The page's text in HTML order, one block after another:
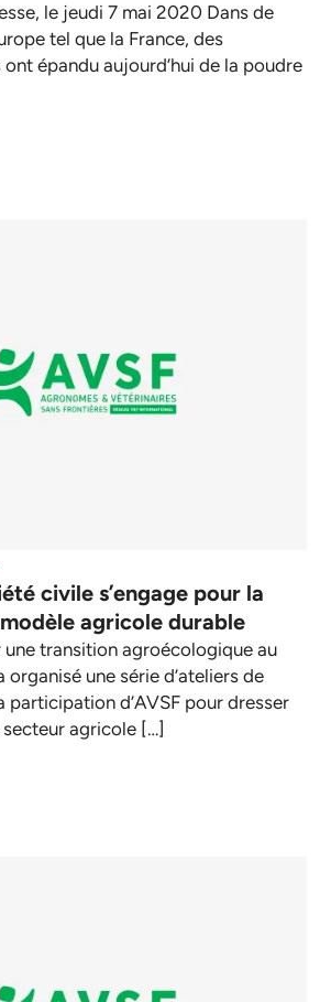
le jeudi 7 mai 2020 Dans de
tel que la France, des
épandu aujourd’hui de la poudre
civile s’engage pour la
agricole durable
une transition agroécologique au
organisé une série d’ateliers de
participation d’AVSF pour dresser
agricole […]